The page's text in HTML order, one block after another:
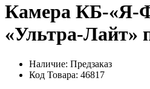
Камера КБ-«Я-
«Ультра-Лайт»
Наличие: Предзаказ
Код Товара: 46817